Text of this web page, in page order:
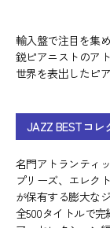
輸入盤で注目を集
鋭ピアニストのア
世界を表出したピ
JAZZ BESTコ
名門アトランティ
プリーズ、エレク
が保有する膨大な
全500タイトルで